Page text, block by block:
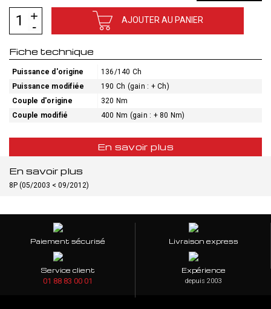
AJOUTER AU PANIER
Fiche technique
Puissance d'origine
136/140 Ch
Puissance modifiée
190 Ch (gain : + Ch)
Couple d'origine
320 Nm
Couple modifié
400 Nm (gain : + 80 Nm)
En savoir plus
En savoir plus
8P (05/2003 < 09/2012)
Paiement sécurisé Livraison express
Service client
01 88 83 00 01
Expérience
depuis 2003